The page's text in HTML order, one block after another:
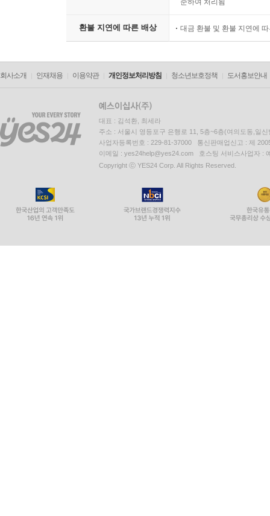
준하여 처리됨
환불 지연에 따른 배상 대금 환불 및 환불 지연에
회사소개 인재채용 이용약관 개인정보처리방침 청소년보호정책 도서홍보안내
대표 : 김석환, 최세라
주소 : 서울시 영등포구 은행로 11, 5층~6층(여의도동,일신
사업자등록번호 : 229-81-37000 통신판매업신고 : 제
이메일 : yes24help@yes24.com 호스팅 서비스사업자 :
Copyright ⓒ YES24 Corp. All Rights Reserved.